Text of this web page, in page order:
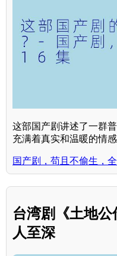
这部国产剧讲述了一群
充满着真实和温暖的情感
国产剧，苟且不偷生，
台湾剧《土地
人至深